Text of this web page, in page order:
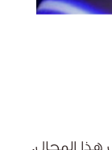
هذا المجال.